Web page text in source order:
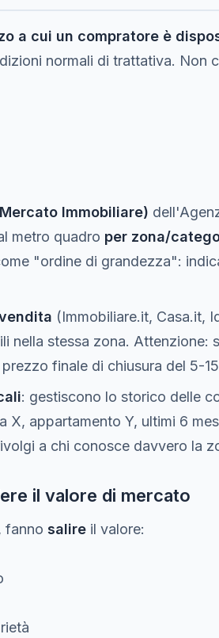
a cui un compratore è
normali di trattativa. Non
Immobiliare)
metro quadro per zona/
"ordine di grandezza":
(Immobiliare.it, Casa.it,
nella stessa zona. Attenzione:
finale di chiusura del 5-
: gestiscono lo storico delle
X, appartamento Y, ultimi 6
a chi conosce davvero la
il valore di mercato
fanno salire il valore: